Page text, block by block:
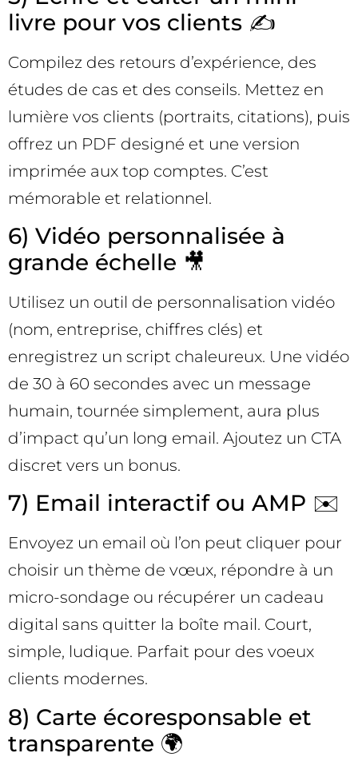
livre pour vos clients ✍️
Compilez des retours d’expérience, des
études de cas et des conseils. Mettez en
lumière vos clients (portraits, citations), puis
offrez un PDF designé et une version
imprimée aux top comptes. C’est
mémorable et relationnel.
6) Vidéo personnalisée à
grande échelle 🎥
Utilisez un outil de personnalisation vidéo
(nom, entreprise, chiffres clés) et
enregistrez un script chaleureux. Une vidéo
de 30 à 60 secondes avec un message
humain, tournée simplement, aura plus
d’impact qu’un long email. Ajoutez un CTA
discret vers un bonus.
7) Email interactif ou AMP ✉️
Envoyez un email où l’on peut cliquer pour
choisir un thème de vœux, répondre à un
micro-sondage ou récupérer un cadeau
digital sans quitter la boîte mail. Court,
simple, ludique. Parfait pour des voeux
clients modernes.
8) Carte écoresponsable et
transparente 🌍